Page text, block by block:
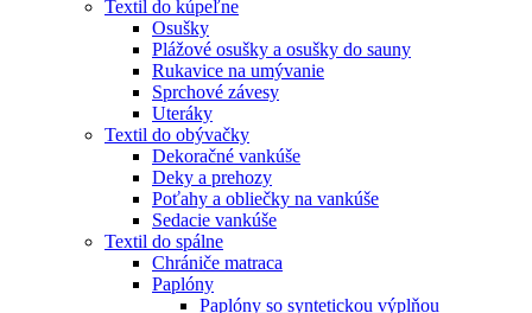
Textil do kúpeľne
Osušky
Plážové osušky a osušky do sauny
Rukavice na umývanie
Sprchové závesy
Uteráky
Textil do obývačky
Dekoračné vankúše
Deky a prehozy
Poťahy a obliečky na vankúše
Sedacie vankúše
Textil do spálne
Chrániče matraca
Paplóny
Paplóny so syntetickou výplňou